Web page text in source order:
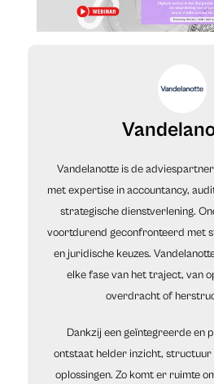
Vandelanotte is de
met expertise in accountancy,
strategische dienstverlening.
voortdurend geconfronteerd met
en juridische keuzes.
elke fase van het traject, van
overdracht of
Dankzij een geïntegreerde en
ontstaat helder inzicht, structuur
oplossingen. Zo komt er ruimte